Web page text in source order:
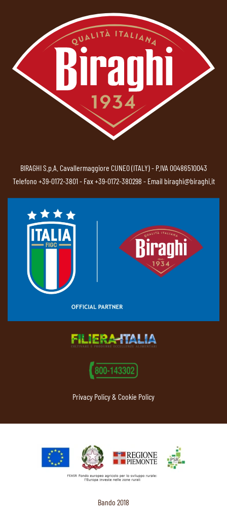
BIRAGHI S.p.A. Cavallermaggiore CUNEO (ITALY) - P.IVA 00486510043
Telefono +39-0172-3801- Fax +39-0172-380298 - Email biraghi@biraghi.it
Privacy Policy & Cookie Policy
Bando 2018